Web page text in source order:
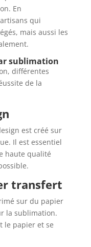
En
qui
mais aussi les
sublimation
différentes
de la
est créé sur
Il est essentiel
haute qualité
transfert
sur du papier
la sublimation.
le papier et se